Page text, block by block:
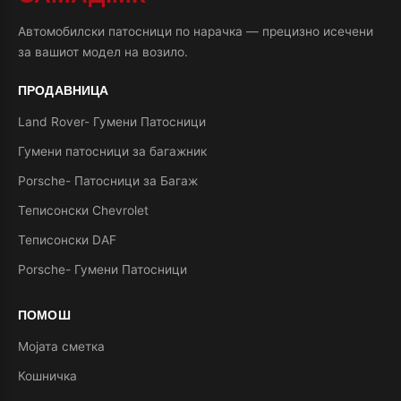
Автомобилски патосници по нарачка — прецизно исечени
за вашиот модел на возило.
ПРОДАВНИЦА
Land Rover- Гумени Патосници
Гумени патосници за багажник
Porsche- Патосници за Багаж
Теписонски Chevrolet
Теписонски DAF
Porsche- Гумени Патосници
ПОМОШ
Мојата сметка
Кошничка